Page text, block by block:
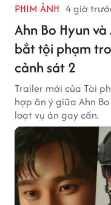
PHIM ẢNH 4 giờ
Ahn Bo Hyun
bắt tội phạm
cảnh sát 2
Trailer mới của Tài
hợp ăn ý giữa Ahn
loạt vụ án gay cấn.